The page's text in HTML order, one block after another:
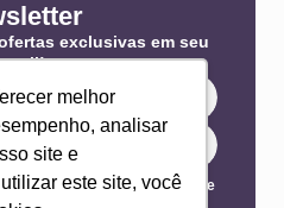
melhor
analisar
site e
este site, você
exclusivas em seu
mail!
& Condições e Política de